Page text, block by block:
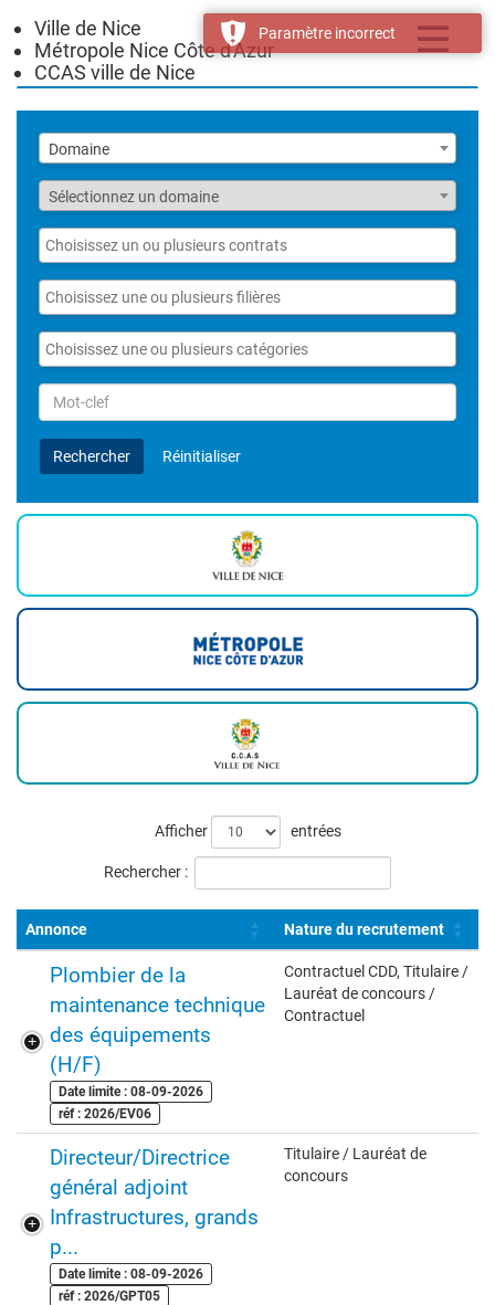
Toggle
Ville de Nice
Métropole Nice Côte d'Azur
CCAS ville de Nice
Liste
des
domaines
Domaine
Fonction
Sélectionnez un domaine
Liste
des
contrats
Liste
des
filières
Liste
des
catégories
Rechercher
par
Mot-
clefRechercher Réinitialiser
offres
Afficher entrées
Rechercher :
Annonce Nature du recrutement
Plombier de la
maintenance technique
des équipements
(H/F)
Date limite : 08-09-2026
réf : 2026/EV06
Contractuel CDD, Titulaire /
Lauréat de concours /
Contractuel
Directeur/Directrice
général adjoint
Infrastructures, grands
p...
Date limite : 08-09-2026
réf : 2026/GPT05
Titulaire / Lauréat de
concours
Paramètre incorrect